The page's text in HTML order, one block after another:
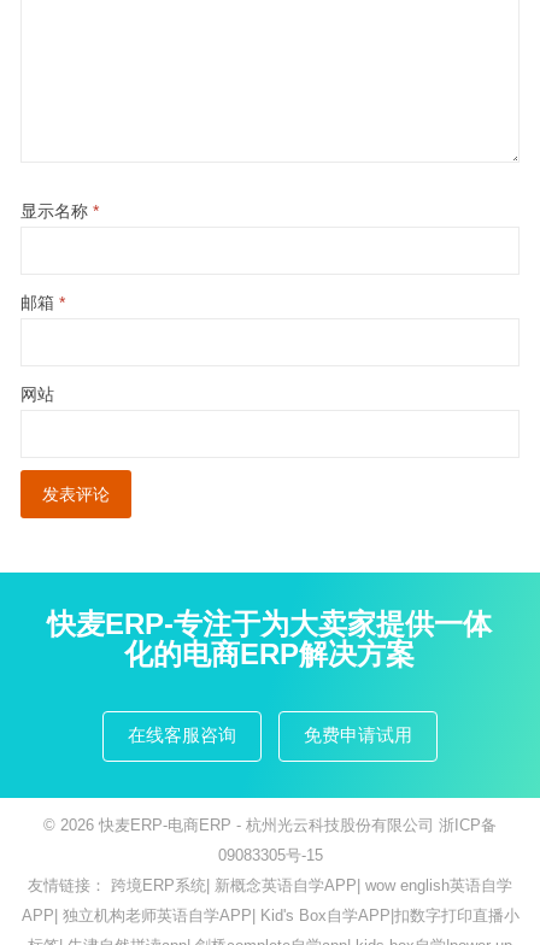
显示名称 *
邮箱 *
网站
快麦ERP-专注于为大卖家提供一体
化的电商ERP解决方案
在线客服咨询 免费申请试用
© 2026 快麦ERP-电商ERP - 杭州光云科技股份有限公司 浙ICP备
09083305号-15
友情链接： 跨境ERP系统 新概念英语自学APP wow english英语自学
APP 独立机构老师英语自学APP Kid's Box自学APP 扣数字打印直播小